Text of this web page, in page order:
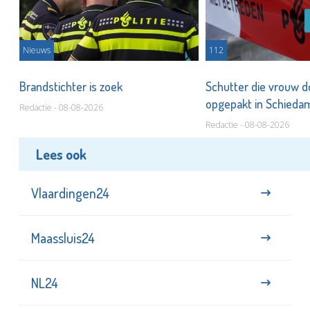
Nieuws
Brandstichter is zoek
Redactie - 08-08-2026
112
Schutter die vrouw
opgepakt in
Redactie - 08-08-2026
Lees ook
Vlaardingen24
Maassluis24
NL24